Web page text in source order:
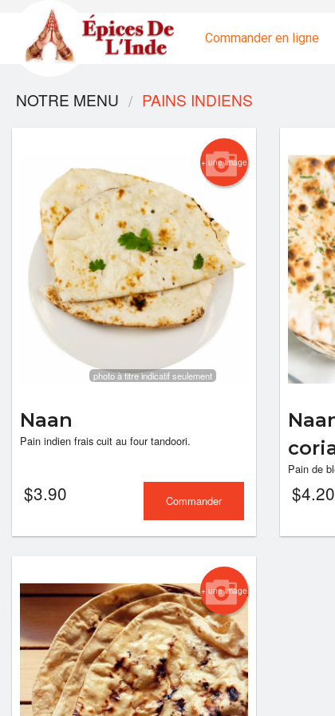
Commander en ligne
NOTRE MENU PAINS INDIENS
+ une image
photo à titre indicatif seulement
Naan
Pain indien frais cuit au four tandoori.
$3.90 Commander
Pain de
$4.20
+ une image